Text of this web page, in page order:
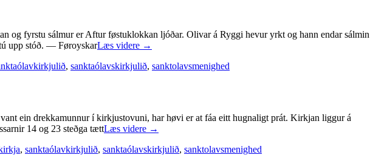
og fyrstu sálmur er Aftur føstuklokkan ljóðar. Olivar á Ryggi hevur yrkt og hann endar sálmin
upp stóð. — FøroyskarLæs videre →
, sanktaólavskirkjulið, sanktolavsmenighed
ein drekkamunnur í kirkjustovuni, har høvi er at fáa eitt hugnaligt prát. Kirkjan liggur á
14 og 23 steðga tættLæs videre →
, sanktaólavkirkjulið, sanktaólavskirkjulið, sanktolavsmenighed